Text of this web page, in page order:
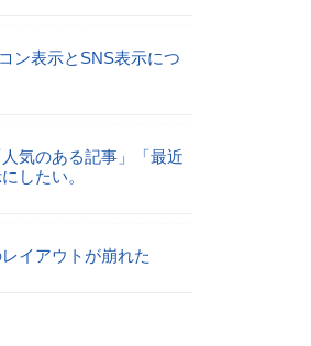
ン表示とSNS表示につ
気のある記事」「最近
したい。
イアウトが崩れた